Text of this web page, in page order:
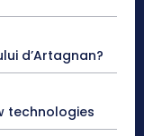
d’Artagnan?
technologies